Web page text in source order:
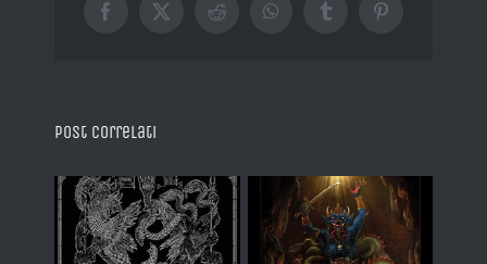
Facebook
X RedditWhatsAppTumblrPinterest
Post correlati